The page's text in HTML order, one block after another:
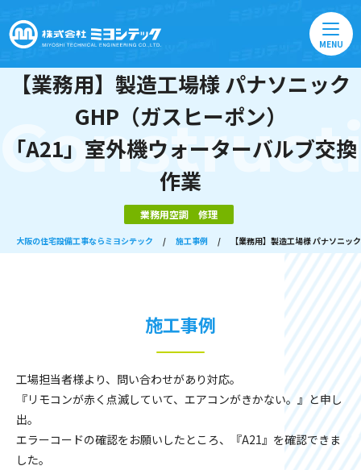
MENU
【業務用】製造工場様 パナソニック
GHP（ガスヒーポン）
「A21」室外機ウォーターバルブ交換
作業
業務用空調 修理
大阪の住宅設備工事ならミヨシテック / 施工事例 / 【業務用】製造工場様 パナソニ
施工事例
工場担当者様より、問い合わせがあり対応。
『リモコンが赤く点滅していて、エアコンがきかない。』と申し
出。
エラーコードの確認をお願いしたところ、『A21』を確認できま
した。